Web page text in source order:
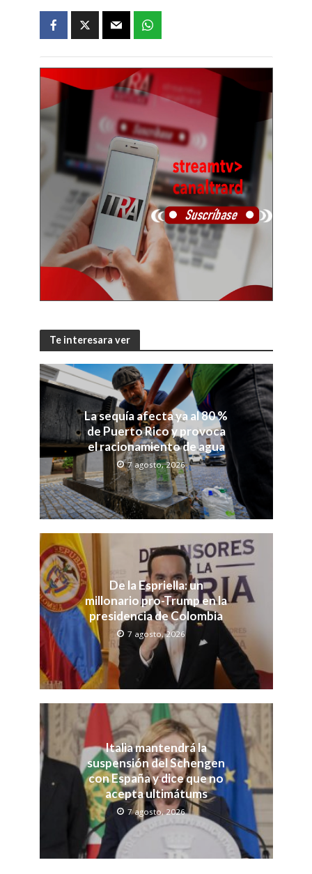
Te interesara ver
La sequía afecta ya al 80 %
de Puerto Rico y provoca
el racionamiento de agua
7 agosto, 2026
De la Espriella: un
millonario pro-Trump en la
presidencia de Colombia
7 agosto, 2026
Italia mantendrá la
suspensión del Schengen
con España y dice que no
acepta ultimátums
7 agosto, 2026